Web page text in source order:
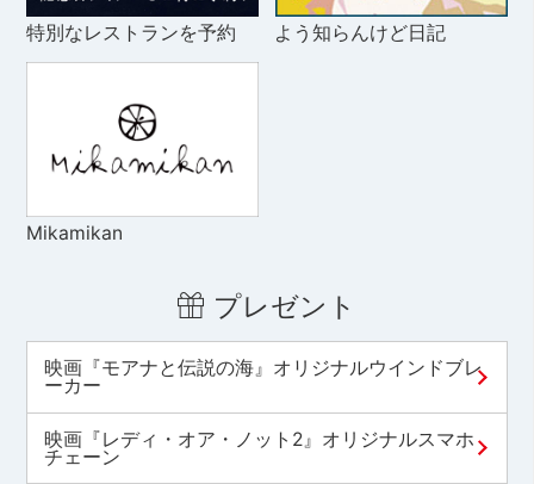
特別なレストランを予約 よう知らんけど日記
Mikamikan
プレゼント
映画『モアナと伝説の海』オリジナルウインドブレ
ーカー
映画『レディ・オア・ノット2』オリジナルスマホ
チェーン